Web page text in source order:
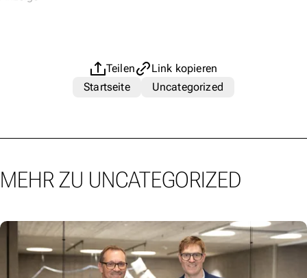
Teilen
Link kopieren
Startseite
Uncategorized
MEHR ZU UNCATEGORIZED